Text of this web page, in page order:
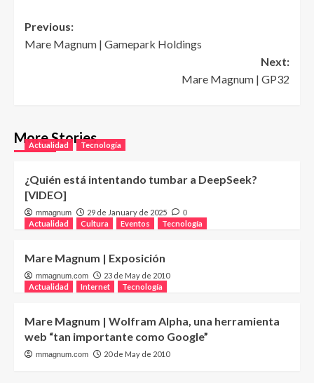
Post
navigation
Previous:
Mare Magnum | Gamepark Holdings
Next:
Mare Magnum | GP32
More Stories
Actualidad Tecnología
¿Quién está intentando tumbar a DeepSeek?
[VIDEO]
mmagnum 29 de January de 2025 0
Actualidad Cultura Eventos Tecnología
Mare Magnum | Exposición
mmagnum.com
23 de May de 2010
Actualidad
Internet Tecnología
Mare Magnum | Wolfram Alpha, una herramienta
web “tan importante como Google”
mmagnum.com 20 de May de 2010